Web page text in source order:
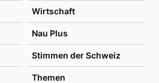
Wirtschaft
Nau Plus
Stimmen der Schweiz
Themen